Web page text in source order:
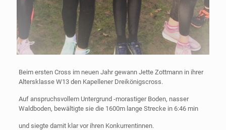
Beim ersten Cross im neuen Jahr gewann Jette Zottmann in ihrer
Altersklasse W13 den Kapellener Dreikönigscross.
Auf anspruchsvollem Untergrund -morastiger Boden, nasser
Waldboden, bewältigte sie die 1600m lange Strecke in 6:46 min
und siegte damit klar vor ihren Konkurrentinnen.